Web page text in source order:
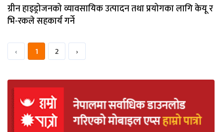
ग्रीन हाइड्रोजनको व्यावसायिक उत्पादन तथा प्रयोगका लागि केयू र
भि-रकले सहकार्य गर्ने
‹ 1 2 ›